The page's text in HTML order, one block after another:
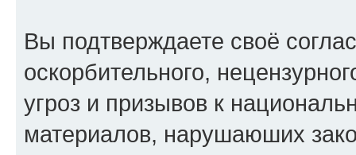
Вы подтверждаете своё
оскорбительного,
угроз и призывов к
материалов, нарушаюших